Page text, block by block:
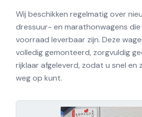
Wij beschikken regelmatig over
dressuur- en marathonwagens
voorraad leverbaar zijn. Deze
volledig gemonteerd, zorgvuldig
rijklaar afgeleverd, zodat u snel en
weg op kunt.